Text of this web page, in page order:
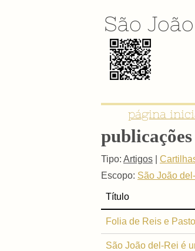
São
página
publicações
Tipo: Artigos
Escopo: São João
Título
Folia de Reis e
São João del-Rei é